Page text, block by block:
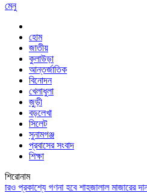
মেনু
হোম
জাতীয়
কুলাউড়া
আন্তর্জাতিক
বিনোদন
খেলাধুলা
জুড়ী
বড়লেখা
সিলেট
সুনামগঞ্জ
প্রবাসের সংবাদ
শিক্ষা
শিরোনাম
গণনা হবে শাহজালাল মাজারের দানবাক্সের